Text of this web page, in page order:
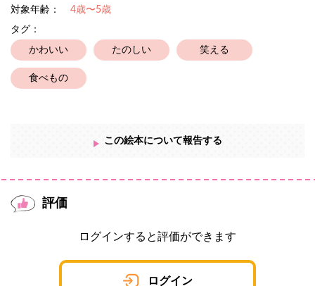
対象年齢：
4歳〜5歳
タグ：
かわいい たのしい 笑える
食べもの
この絵本について報告する
評価
ログインすると評価ができます
ログイン